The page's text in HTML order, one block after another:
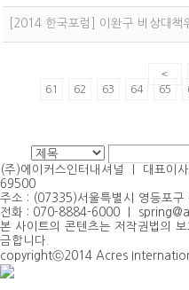
[2014 한국포럼] 이완구 비상대
<
61 62 63 64 65
(주)에이커스인터내셔널 ｜ 대표이
69500
주소 : (07335)서울특별시 영등포
전화 : 070-8884-6000 ｜
본 사이트의 콘텐츠는 저작권법의
금합니다.
copyrightⓒ2014 Acres